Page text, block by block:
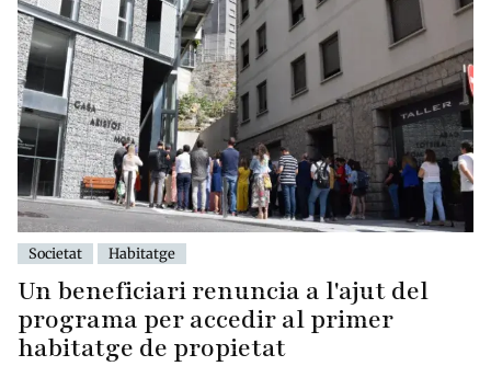
Societat Habitatge
Un beneficiari renuncia a l'ajut del
programa per accedir al primer
habitatge de propietat